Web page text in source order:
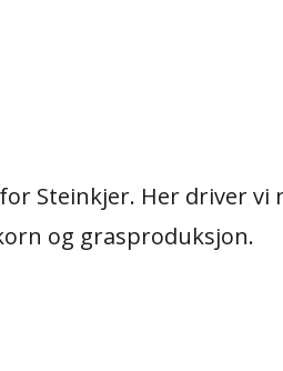
Steinkjer. Her driver
og grasproduksjon.